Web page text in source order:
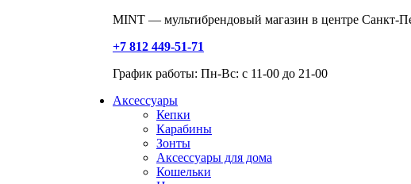
MINT — мультибрендовый магазин в центре Санкт-
+7 812 449-51-71
График работы: Пн-Вс: с 11-00 до 21-00
Аксессуары
Кепки
Карабины
Зонты
Аксессуары для дома
Кошельки